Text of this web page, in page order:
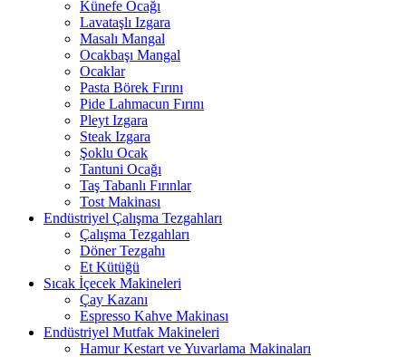
Künefe Ocağı
Lavataşlı Izgara
Masalı Mangal
Ocakbaşı Mangal
Ocaklar
Pasta Börek Fırını
Pide Lahmacun Fırını
Pleyt Izgara
Steak Izgara
Şoklu Ocak
Tantuni Ocağı
Taş Tabanlı Fırınlar
Tost Makinası
Endüstriyel Çalışma Tezgahları
Çalışma Tezgahları
Döner Tezgahı
Et Kütüğü
Sıcak İçecek Makineleri
Çay Kazanı
Espresso Kahve Makinası
Endüstriyel Mutfak Makineleri
Hamur Kestart ve Yuvarlama Makinaları